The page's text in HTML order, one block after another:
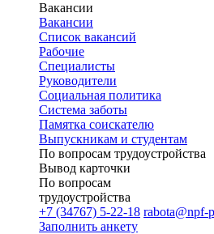
Вакансии
Вакансии
Список вакансий
Рабочие
Специалисты
Руководители
Cоциальная политика
Система заботы
Памятка соискателю
Выпускникам и студентам
По вопросам трудоустройства
Вывод карточки
По вопросам
трудоустройства
+7 (34767) 5-22-18 rabota@npf-
Заполнить анкету